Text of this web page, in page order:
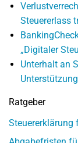
Steuererlass
„Digitaler
Unterhalt an
Ratgeber
Steuererklärung